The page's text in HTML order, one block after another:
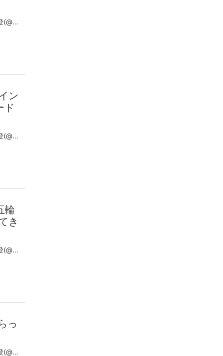
この投稿をInstagramで見る Hideto NAKANE 中根 英登(@hideto_nakane)がシェアした投稿
ン
ド
この投稿をInstagramで見る Hideto NAKANE 中根 英登(@hideto_nakane)がシェアした投稿
輪
き
この投稿をInstagramで見る Hideto NAKANE 中根 英登(@hideto_nakane)がシェアした投稿
っ
この投稿をInstagramで見る Hideto NAKANE 中根 英登(@hideto_nakane)がシェアした投稿